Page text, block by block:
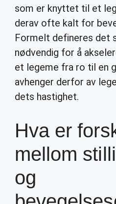
som er knyttet til et
derav ofte kalt for
Formelt defineres det
nødvendig for å
et legeme fra ro til en
avhenger derfor av
dets hastighet.
Hva er
mellom
og